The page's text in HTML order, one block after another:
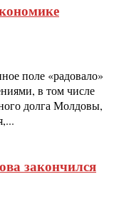
поле «радовало»
в том числе
долга Молдовы,
закончился